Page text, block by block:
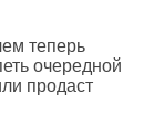
теперь
очередной
продаст